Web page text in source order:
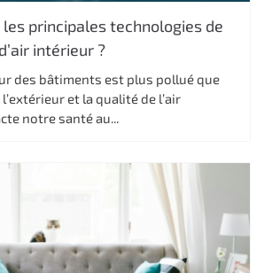
principales technologies de
intérieur ?
des bâtiments est plus pollué que
et la qualité de l’air
notre santé au...